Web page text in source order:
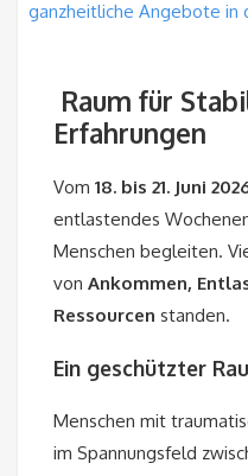
Raum für
Erfahrungen
Vom 18. bis 21. Juni
entlastendes
Menschen begleiten.
von Ankommen,
Ressourcen standen.
Ein geschützter
Menschen mit
im Spannungsfeld